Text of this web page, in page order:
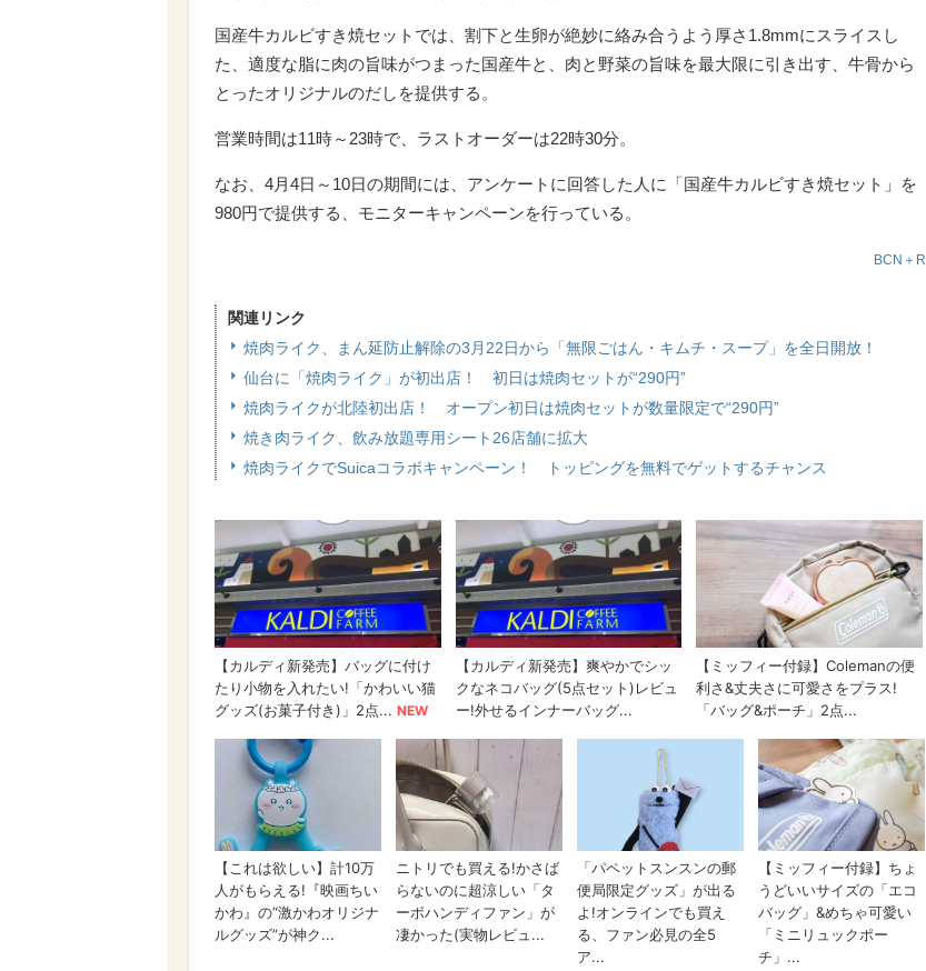
国産牛カルビすき焼セットでは、割下と生卵が絶妙に絡み合うよう厚さ1.8mmにスライスし
た、適度な脂に肉の旨味がつまった国産牛と、肉と野菜の旨味を最大限に引き出す、牛骨から
とったオリジナルのだしを提供する。
営業時間は11時～23時で、ラストオーダーは22時30分。
なお、4月4日～10日の期間には、アンケートに回答した人に「国産牛カルビすき焼セット」を
980円で提供する、モニターキャンペーンを行っている。
BCN＋R
関連リンク
焼肉ライク、まん延防止解除の3月22日から「無限ごはん・キムチ・スープ」を全日開放！
仙台に「焼肉ライク」が初出店！ 初日は焼肉セットが“290円”
焼肉ライクが北陸初出店！ オープン初日は焼肉セットが数量限定で“290円”
焼き肉ライク、飲み放題専用シート26店舗に拡大
焼肉ライクでSuicaコラボキャンペーン！ トッピングを無料でゲットするチャンス